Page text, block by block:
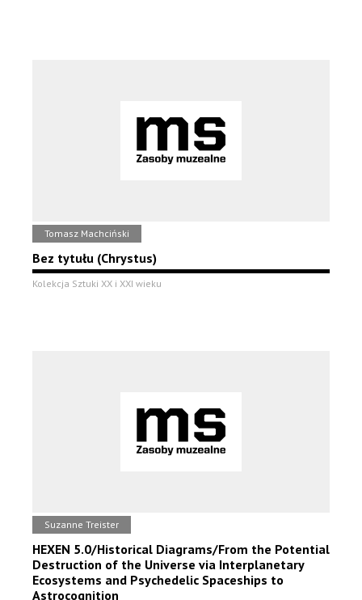
Tomasz Machciński
Bez tytułu (Chrystus)
Kolekcja Sztuki XX i XXI wieku
Suzanne Treister
HEXEN 5.0/Historical Diagrams/From the Potential
Destruction of the Universe via Interplanetary
Ecosystems and Psychedelic Spaceships to
Astrocognition